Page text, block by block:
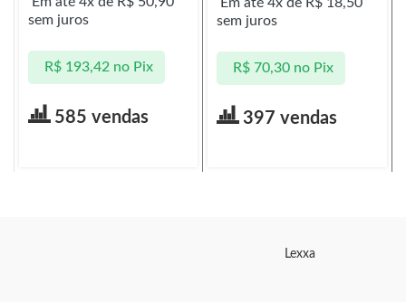
sem juros
R$193,42 no Pix
585 vendas
sem juros
R$70,30 no Pix
397 vendas
Lexxa